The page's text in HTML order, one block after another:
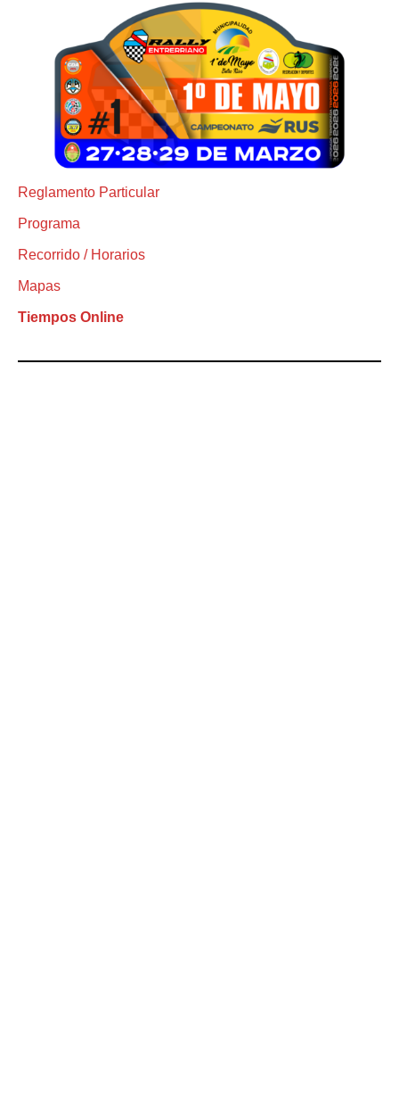
Reglamento Particular
Programa
Recorrido / Horarios
Mapas
Tiempos Online